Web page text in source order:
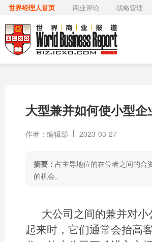
世界经理人首页 商业评论 战略管理
大型兼并如何使小型企
作者：编辑部 2023-03-27
摘要： 占主导地位的在位者之间的合
的机会。
大公司之间的兼并对
起来时，它们通常会抬高